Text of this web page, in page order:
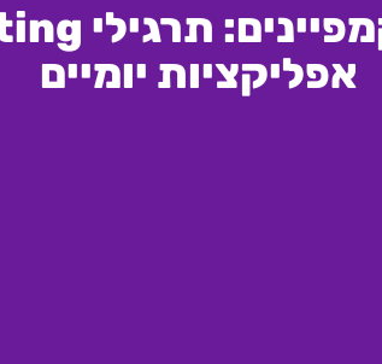
אפליקציות יומיים